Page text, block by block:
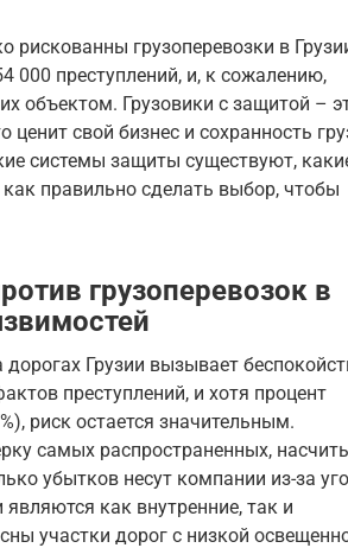
рискованны грузоперевозки в
000 преступлений, и, к сожалению,
объектом. Грузовики с защитой –
ценит свой бизнес и сохранность
системы защиты существуют,
правильно сделать выбор, чтобы
грузоперевозок в
Грузии вызывает
преступлений, и хотя процент
риск остается значительным.
самых распространенных,
убытков несут компании из-за
как внутренние, так и
участки дорог с низкой